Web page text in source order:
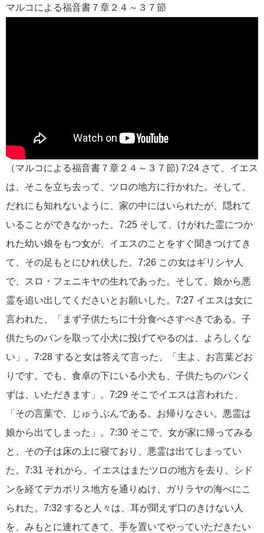
マルコによる福音書７章２４～３７節
（マルコによる福音書７章２４～３７節) 7:24 さて、イエス
は、そこを立ち去って、ツロの地方に行かれた。そして、
だれにも知れないように、家の中にはいられたが、隠れて
いることができなかった。7:25 そして、けがれた霊につか
れた幼い娘をもつ女が、イエスのことをすぐ聞きつけてき
て、その足もとにひれ伏した。7:26 この女はギリシヤ人
で、スロ・フェニキヤの生れであった。そして、娘から悪
霊を追い出してくださいとお願いした。7:27 イエスは女に
言われた、「まず子供たちに十分食べさすべきである。子
供たちのパンを取って小犬に投げてやるのは、よろしくな
い」。7:28 すると女は答えて言った、「主よ、お言葉どお
りです。でも、食卓の下にいる小犬も、子供たちのパンく
ずは、いただきます」。7:29 そこでイエスは言われた、
「その言葉で、じゅうぶんである。お帰りなさい。悪霊は
娘から出てしまった」。7:30 そこで、女が家に帰ってみる
と、その子は床の上に寝ており、悪霊は出てしまってい
た。7:31 それから、イエスはまたツロの地方を去り、シド
ンを経てデカポリス地方を通りぬけ、ガリラヤの海べにこ
られた。7:32 すると人々は、耳が聞えず口のきけない人
を、みもとに連れてきて、手を置いてやっていただきたい